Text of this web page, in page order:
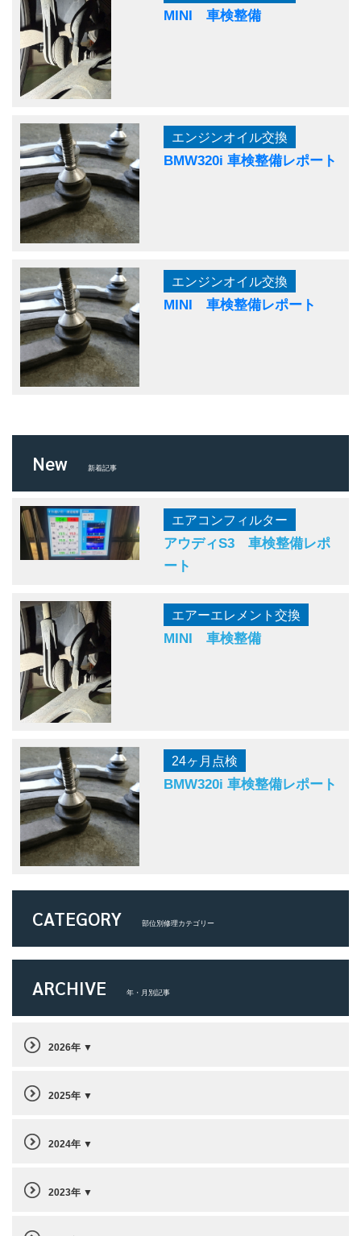
MINI 車検整備
エンジンオイル交換
BMW320i 車検整備レポート
エンジンオイル交換
MINI 車検整備レポート
New 新着記事
エアコンフィルター
アウディS3 車検整備レポ
ート
エアーエレメント交換
MINI 車検整備
24ヶ月点検
BMW320i 車検整備レポート
CATEGORY 部位別修理カテゴリー
ARCHIVE 年・月別記事
2026年
2025年
2024年
2023年